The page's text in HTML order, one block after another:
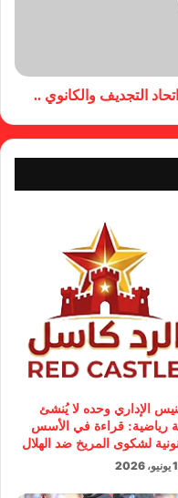
التجديف والكانوي ..
الإداري وحده لا يُنشئ
رياضية: قراءة في الأسس
لشكوى المريخ ضد الهلال